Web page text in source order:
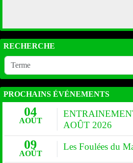
RECHERCHE
PROCHAINS ÉVÉNEMENTS
04
AOÛT
AOÛT 2026
09
AOÛT
Les Foulées du